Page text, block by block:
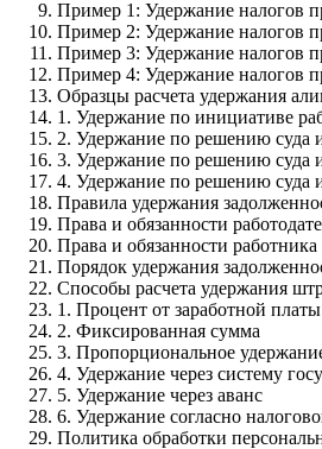
Пример 1: Удержание налогов
Пример 2: Удержание налогов
Пример 3: Удержание налогов
Пример 4: Удержание налогов
Образцы расчета удержания
1. Удержание по инициативе
2. Удержание по решению суда
3. Удержание по решению суда
4. Удержание по решению суда
Правила удержания
Права и обязанности
Права и обязанности работника
Порядок удержания
Способы расчета удержания
1. Процент от заработной платы
2. Фиксированная сумма
3. Пропорциональное
4. Удержание через систему
5. Удержание через аванс
6. Удержание согласно
Политика обработки